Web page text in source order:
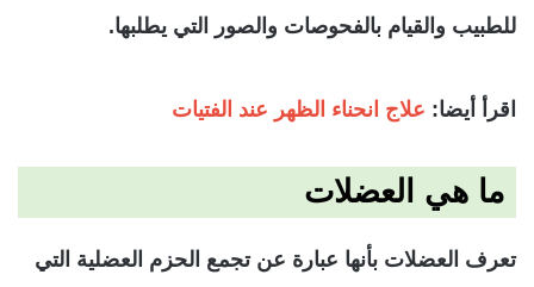
للطبيب والقيام بالفحوصات والصور التي يطلبها.
اقرأ أيضا: علاج انحناء الظهر عند الفتيات
ما هي العضلات
تعرف العضلات بأنها عبارة عن تجمع الحزم العضلية التي